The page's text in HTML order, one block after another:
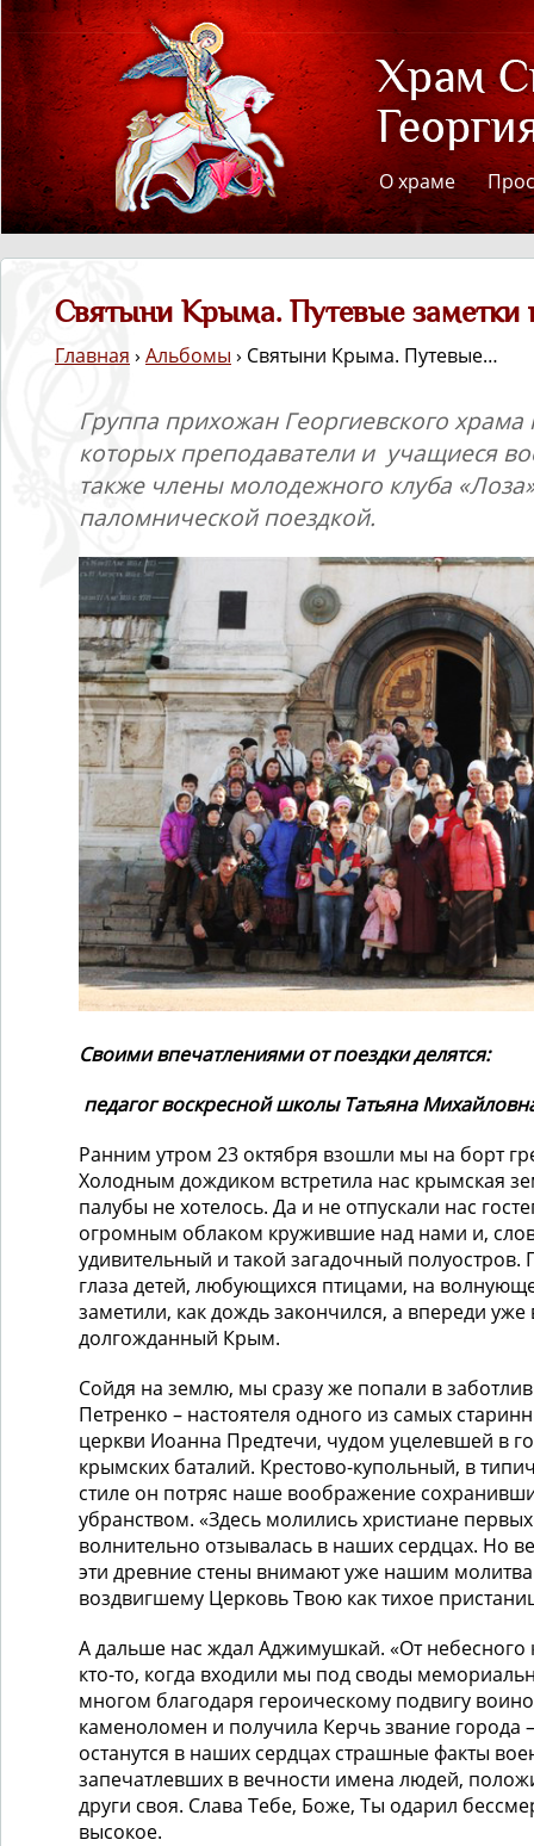
О храме
Святыни Крыма. Путевые заметки
Главная › Альбомы › Святыни Крыма. Путевые…
Группа прихожан Георгиевского храма
которых преподаватели и учащиеся
также члены молодежного клуба
паломнической поездкой.
Своими впечатлениями от поездки делятся:
педагог воскресной школы Татьяна
Ранним утром 23 октября взошли мы на борт
Холодным дождиком встретила нас крымская
палубы не хотелось. Да и не отпускали нас
огромным облаком кружившие над нами и,
удивительный и такой загадочный полуостров.
глаза детей, любующихся птицами, на
заметили, как дождь закончился, а впереди уже
долгожданный Крым.
Сойдя на землю, мы сразу же попали в
Петренко – настоятеля одного из самых
церкви Иоанна Предтечи, чудом уцелевшей в
крымских баталий. Крестово-купольный, в
стиле он потряс наше воображение
убранством. «Здесь молились христиане
волнительно отзывалась в наших сердцах. Но
эти древние стены внимают уже нашим
воздвигшему Церковь Твою как тихое
А дальше нас ждал Аджимушкай. «От небесного
кто-то, когда входили мы под своды
многом благодаря героическому подвигу
каменоломен и получила Керчь звание города
останутся в наших сердцах страшные факты
запечатлевших в вечности имена людей,
други своя. Слава Тебе, Боже, Ты одарил
высокое.